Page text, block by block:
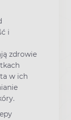
i
zdrowie
w ich